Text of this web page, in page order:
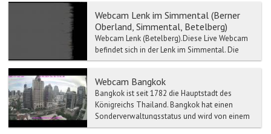
Webcam Lenk im Simmental (Berner
Oberland, Simmental, Betelberg)
Webcam Lenk (Betelberg).Diese Live Webcam
befindet sich in der Lenk im Simmental. Die
Lenk ist die höchst gelegene Gemeinde im
Webcam Bangkok
Bangkok ist seit 1782 die Hauptstadt des
Königreichs Thailand. Bangkok hat einen
Sonderverwaltungsstatus und wird von einem
Gouverneur regiert. Die...